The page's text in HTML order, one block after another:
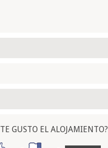
TE GUSTO EL ALOJAMIENTO?